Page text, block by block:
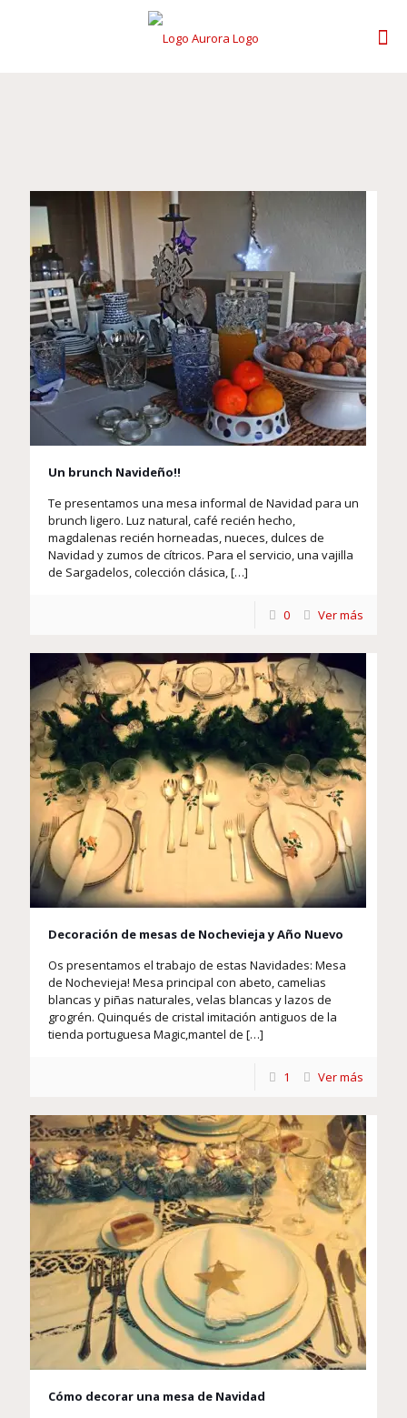
Un brunch Navideño!!
Te presentamos una mesa informal de Navidad para un
brunch ligero. Luz natural, café recién hecho,
magdalenas recién horneadas, nueces, dulces de
Navidad y zumos de cítricos. Para el servicio, una vajilla
de Sargadelos, colección clásica,[…]
0 Ver más
Decoración de mesas de Nochevieja y Año Nuevo
Os presentamos el trabajo de estas Navidades: Mesa
de Nochevieja! Mesa principal con abeto, camelias
blancas y piñas naturales, velas blancas y lazos de
grogrén. Quinqués de cristal imitación antiguos de la
tienda portuguesa Magic,mantel de […]
1 Ver más
Cómo decorar una mesa de Navidad